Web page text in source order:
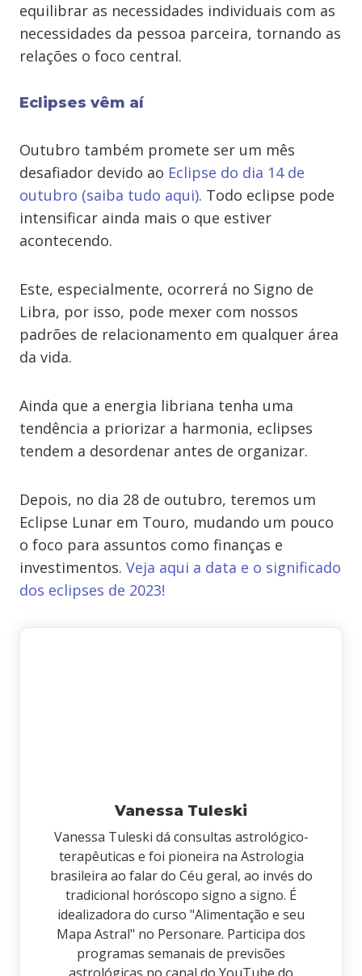
equilibrar as necessidades individuais com as
necessidades da pessoa parceira, tornando as
relações o foco central.
Eclipses vêm aí
Outubro também promete ser um mês
desafiador devido ao Eclipse do dia 14 de
outubro (saiba tudo aqui). Todo eclipse pode
intensificar ainda mais o que estiver
acontecendo.
Este, especialmente, ocorrerá no Signo de
Libra, por isso, pode mexer com nossos
padrões de relacionamento em qualquer área
da vida.
Ainda que a energia libriana tenha uma
tendência a priorizar a harmonia, eclipses
tendem a desordenar antes de organizar.
Depois, no dia 28 de outubro, teremos um
Eclipse Lunar em Touro, mudando um pouco
o foco para assuntos como finanças e
investimentos. Veja aqui a data e o significado
dos eclipses de 2023!
Vanessa Tuleski
Vanessa Tuleski dá consultas astrológico-
terapêuticas e foi pioneira na Astrologia
brasileira ao falar do Céu geral, ao invés do
tradicional horóscopo signo a signo. É
idealizadora do curso "Alimentação e seu
Mapa Astral" no Personare. Participa dos
programas semanais de previsões